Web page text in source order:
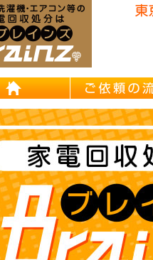
東京/埼玉/
HOME